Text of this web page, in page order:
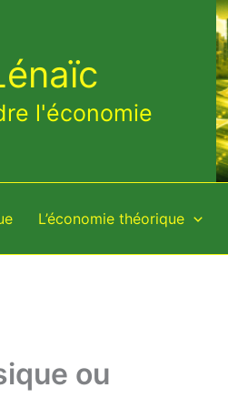
l'économie
L’économie théorique
ou